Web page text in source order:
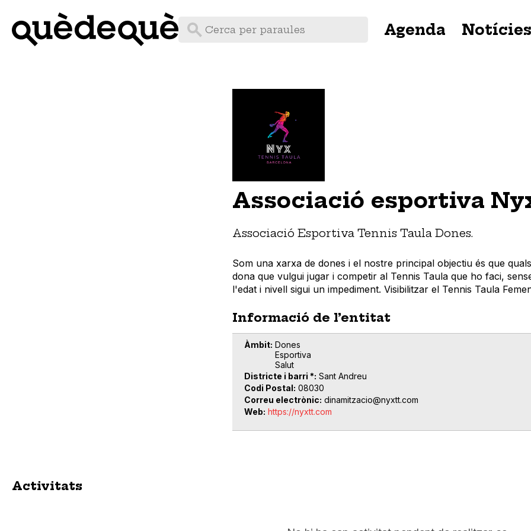
principal
Agenda Notícies
Associació esportiva
Associació Esportiva Tennis Taula Dones.
Som una xarxa de dones i el nostre principal objectiu és que
dona que vulgui jugar i competir al Tennis Taula que ho faci,
l'edat i nivell sigui un impediment. Visibilitzar el Tennis Taula
Informació de l’entitat
Àmbit Dones
Esportiva
Salut
Districte i barri * Sant Andreu
Codi Postal 08030
Correu electrònic dinamitzacio@nyxtt.com
Web https://nyxtt.com
Activitats